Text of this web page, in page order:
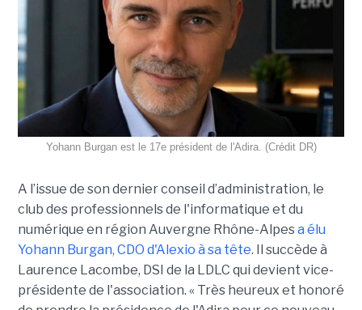
Yohann Burgan est le 17e président de l'Adira. (Crédit DR)
A l’issue de son dernier conseil d’administration, le
club des professionnels de l'informatique et du
numérique en région Auvergne Rhône-Alpesa élu
Yohann Burgan, CDO d'Alexio à sa tête. Il succède à
Laurence Lacombe, DSI de la LDLC qui devient vice-
présidente de l'association. « Très heureux et honoré